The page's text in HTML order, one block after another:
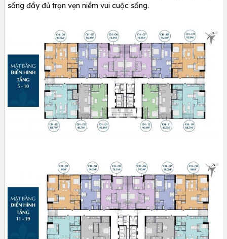
sống đầy đủ trọn vẹn niềm vui cuộc sống.